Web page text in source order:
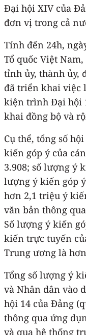
Đại hội XIV của
đơn vị trong cả
Tính đến 24h,
Tổ quốc Việt
tỉnh ủy, thành ủy,
đã triển khai việc
kiện trình Đại hội
khai đồng bộ và
Cụ thể, tổng số
kiến góp ý của
3.908; số lượng ý
lượng ý kiến góp
hơn 2,1 triệu ý
văn bản thông
Số lượng ý kiến
kiến trực tuyến
Trung ương là
Tổng số lượng ý
và Nhân dân vào
hội 14 của Đảng
thông qua ứng
và qua hệ thống